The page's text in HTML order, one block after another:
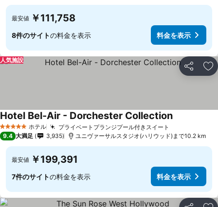
最安値 ￥111,758
8件のサイトの料金を表示 料金を表示
シェア お
人気施設
5 ホテルのランク
ホテル プライベートプランジプール付きスイート
Hotel Bel-Air - Dorchester Collection
9.4 大満足 3,935 ユニヴァーサルスタジオ(ハリウッド)まで10.2 km
最安値 ￥199,391
7件のサイトの料金を表示 料金を表示